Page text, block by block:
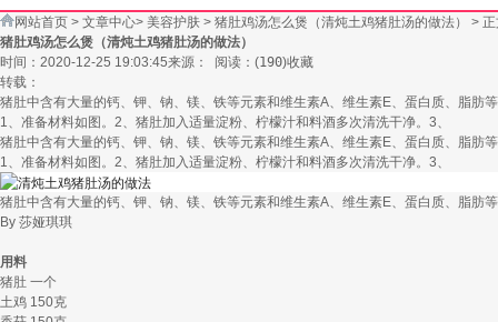
网站首页 > 文章中心> 美容护肤 > 猪肚鸡汤怎么煲（清炖土鸡猪肚汤的做法）
>
猪肚鸡汤怎么煲（清炖土鸡猪肚汤的做法）
时间：2020-12-25 19:03:45来源： 阅读： (190)收藏
转载：
猪肚中含有大量的钙、钾、钠、镁、铁等元素和维生素A、维生素E、蛋白质、脂
1、准备材料如图。2、猪肚加入适量淀粉、柠檬汁和料酒多次清洗干净。3、
猪肚中含有大量的钙、钾、钠、镁、铁等元素和维生素A、维生素E、蛋白质、脂
1、准备材料如图。2、猪肚加入适量淀粉、柠檬汁和料酒多次清洗干净。3、
猪肚中含有大量的钙、钾、钠、镁、铁等元素和维生素A、维生素E、蛋白质、脂肪
By 莎娅琪琪
用料
猪肚 一个
土鸡 150克